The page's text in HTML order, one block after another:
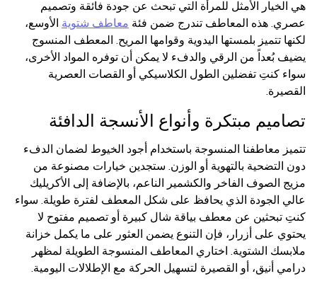
هي الخيار الأمثل للمرأة التي تبحث عن جودة فائقة وتصميم
عصري. هذه المعاطف تندرج ضمن فئة معاطف شتوية الأوسع،
لكنها تتميز بلمستها اليدوية وقوامها المريح. المعطف المنسوج
يضيف بُعداً من الرقي والدفء لا يمكن أن توفره المواد الأخرى،
سواء كنتِ تفضلين الطول الكلاسيكي أو القصات العصرية
القصيرة.
تصاميم مبتكرة وأنواع الأنسجة الدافئة
تتميز معاطفنا المنسوجة باستخدام أجود الخيوط لضمان الدفء
دون التضحية بالتهوية أو الوزن. ستجدين خيارات مصنوعة من
مزيج الصوف الفاخر والكشمير الناعم، بالإضافة إلى الأكريليك
عالي الجودة الذي يحافظ على شكل المعطف لفترة طويلة. سواء
كنتِ تبحثين عن معطف بياقة شال كبيرة أو تصميم مفتوح لا
يحتوي على أزرار، فإن التنوع يضمن العثور على ما يكمل خزانة
ملابسك الشتوية. اختاري المعاطف المنسوجة الطويلة لمظهر
درامي أنيق، أو القصيرة لتسهيل الحركة مع الإطلالات اليومية.